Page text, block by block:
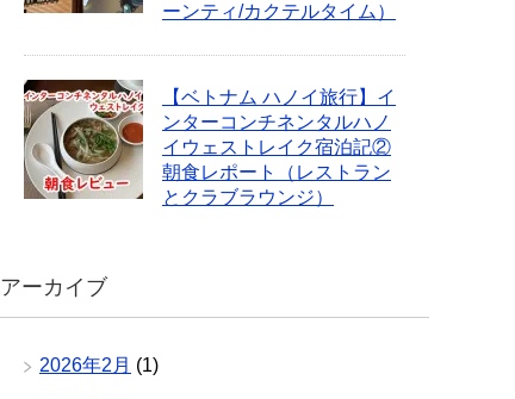
ーンティ/カクテルタイム）
【ベトナム ハノイ旅行】イ
ンターコンチネンタルハノ
イウェストレイク宿泊記②
朝食レポート（レストラン
とクラブラウンジ）
アーカイブ
2026年2月 (1)